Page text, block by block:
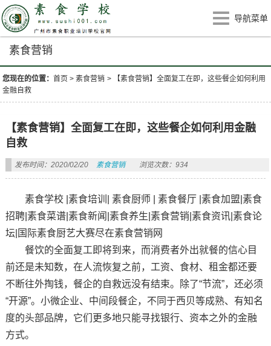
导航菜单
素食营销
您现在的位置：首页 >素食营销 >
【素食营销】全面复工在即，这些餐企如何利用
金融自救
【素食营销】全面复工在即，这些餐企如何利用金融
自救
发布时间：2020/02/20 素食营销 浏览次数：934
素食学校 |素食培训| 素食厨师 | 素食餐厅 |素食加盟|素食
招聘|素食菜谱|素食新闻|素食养生|素食营销|素食资讯|素食论
坛|国际素食厨艺大赛尽在素食营销网
餐饮的全面复工即将到来，而消费者外出就餐的信心目
前还是未知数，在人流恢复之前，工资、食材、租金都还要
不断往外掏钱，餐企的自救远没有结束。除了“节流”，还必须
“开源”。小微企业、中间段餐企，不同于西贝等成熟、有知名
度的头部品牌，它们更多地只能寻找银行、资本之外的金融
方式。